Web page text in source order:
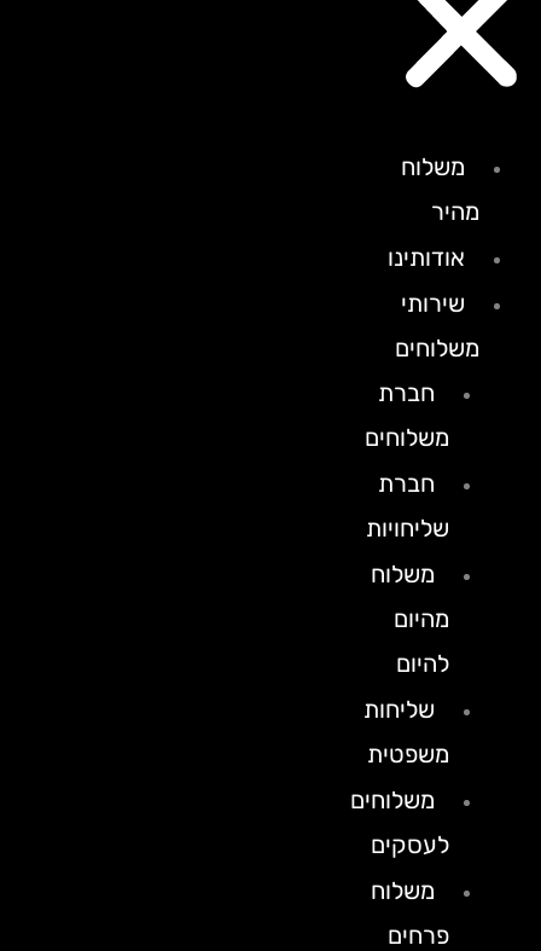
משלוח
מהיר
אודותינו
שירותי
משלוחים
חברת
משלוחים
חברת
שליחויות
משלוח
מהיום
להיום
שליחות
משפטית
משלוחים
לעסקים
משלוח
פרחים